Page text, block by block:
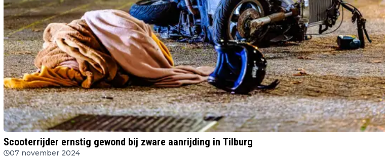
Scooterrijder ernstig gewond bij zware aanrijding in Tilburg
07 november 2024